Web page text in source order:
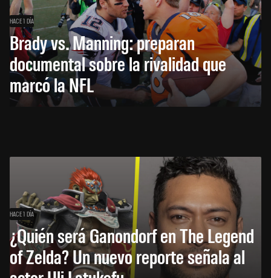
HACE 1 DÍA
Brady vs. Manning: preparan
documental sobre la rivalidad que
marcó la NFL
HACE 1 DÍA
¿Quién será Ganondorf en The Legend
of Zelda? Un nuevo reporte señala al